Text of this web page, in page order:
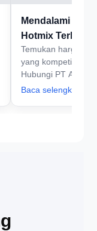
Mendalami
Hotmix Terbaik
di Bogor
Temukan harga
yang kompetitif
Hubungi PT Aspal
sekarang dan
Baca